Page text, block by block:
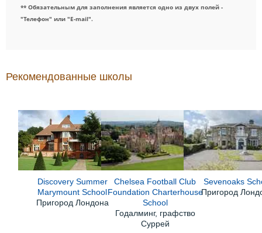
** Обязательным для заполнения является одно из двух полей -
"Телефон" или "E-mail".
Рекомендованные школы
Discovery Summer
Marymount School
Пригород Лондона
Chelsea Football Club
Foundation Charterhouse
School
Годалминг, графство
Суррей
Sevenoaks
Пригород